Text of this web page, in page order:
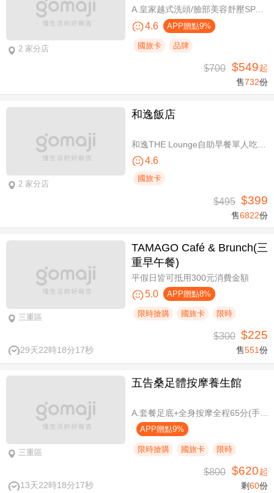
2 家分店
A.皇家越式洗頭/臉部美容舒壓SPA/舒壓採耳SPA 三選一40分(手技40分) / B.越式經典足底深層保養+去足繭+精油按摩 / C.越式純粹經典套餐(臉部美容舒壓SPA/舒壓採耳SPA二選一)全程80分(手技80分) / D.越式皇家古法按摩|全身越式精油舒壓/越式古法指壓 任選全程60分(手技60分)
4.6 APP贈點9%
國旅卡 品牌
$700 $549起
售732份
2 家分店
和逸飯店
4.6
國旅卡
$495 $399
售6822份
三重區
TAMAGO Café & Brunch(三
重早午餐)
平假日皆可抵用300元消費金額
5.0 APP贈點8%
限時搶購 國旅卡 限時
29天22時18分16秒
$300 $225
售551份
三重區
五告桑足體按摩養生館
APP贈點9%
限時搶購 國旅卡 限時
13天22時18分16秒
$800 $620起
剩60份